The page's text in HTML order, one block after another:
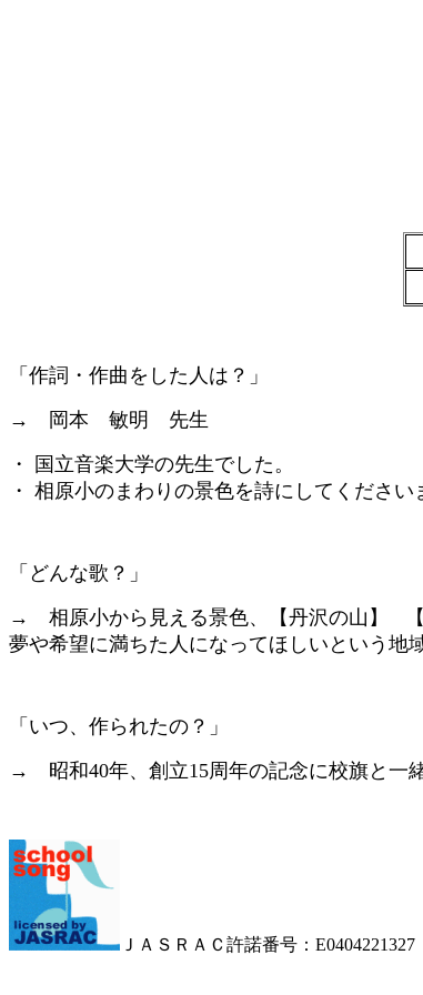
「作詞・作曲をした人は？」
→ 岡本 敏明 先生
・ 国立音楽大学の先生でした。
・ 相原小のまわりの景色を詩にしてください
「どんな歌？」
→ 相原小から見える景色、【丹沢の山】 【
夢や希望に満ちた人になってほしいという地
「いつ、作られたの？」
→ 昭和40年、創立15周年の記念に校旗と一
ＪＡＳＲＡＣ許諾番号：E0404221327